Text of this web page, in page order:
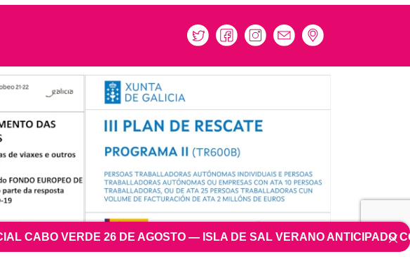
— ISLA DE SAL VERANO ANTICIPADO CON 100€ DE DESCUENTO